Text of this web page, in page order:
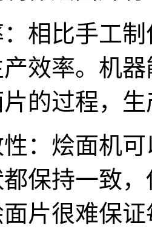
相比手工
效率。机
的过程，
：烩面机
保持一致
片很难保